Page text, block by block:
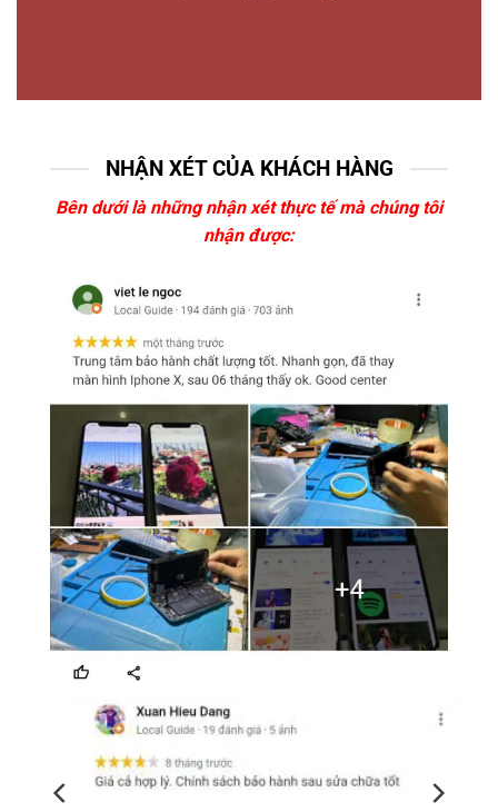
NHẬN XÉT CỦA KHÁCH HÀNG
Bên dưới là những nhận xét thực tế mà chúng tôi
nhận được: